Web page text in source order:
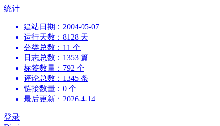
跳
统计
建站日期：2004-05-07
运行天数：8128 天
分类总数：11 个
日志总数：1353 篇
标签数量：792 个
评论总数：1345 条
链接数量：0 个
最后更新：2026-4-14
登录